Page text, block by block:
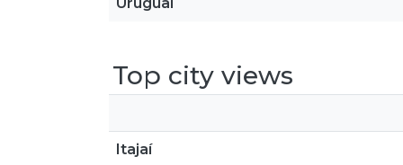
Top city views
Itajaí